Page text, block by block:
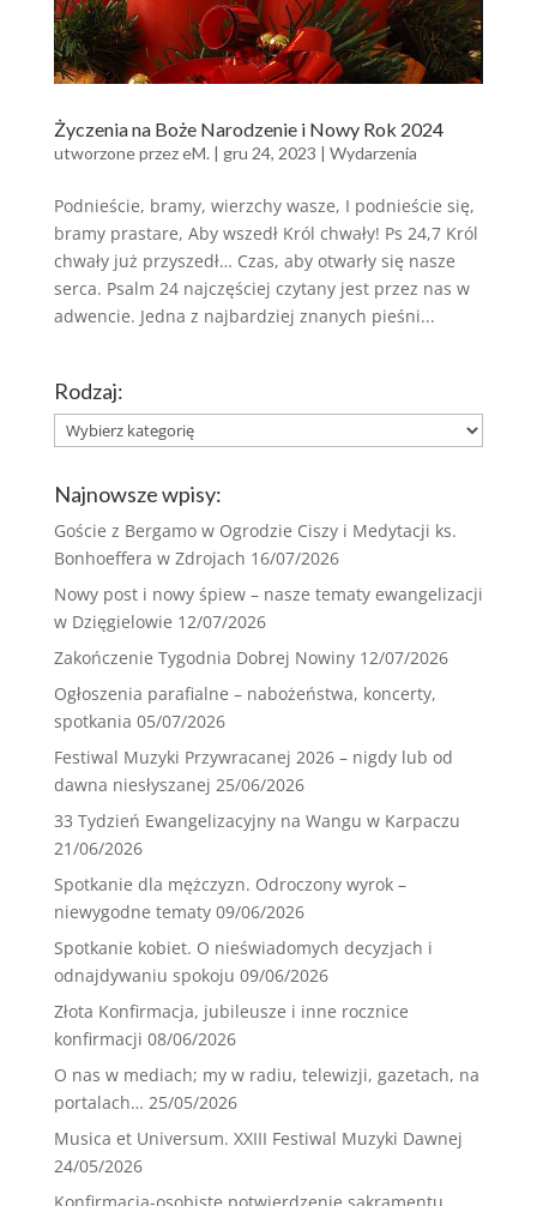
Życzenia na Boże Narodzenie i Nowy Rok 2024
utworzone przezeM. | gru 24, 2023 | Wydarzenia
Podnieście, bramy, wierzchy wasze, I podnieście się,
bramy prastare, Aby wszedł Król chwały! Ps 24,7 Król
chwały już przyszedł… Czas, aby otwarły się nasze
serca. Psalm 24 najczęściej czytany jest przez nas w
adwencie. Jedna z najbardziej znanych pieśni...
Rodzaj:
Rodzaj:
Najnowsze wpisy:
Goście z Bergamo w Ogrodzie Ciszy i Medytacji ks.
Bonhoeffera w Zdrojach 16/07/2026
Nowy post i nowy śpiew – nasze tematy ewangelizacji
w Dzięgielowie 12/07/2026
Zakończenie Tygodnia Dobrej Nowiny 12/07/2026
Ogłoszenia parafialne – nabożeństwa, koncerty,
spotkania 05/07/2026
Festiwal Muzyki Przywracanej 2026 – nigdy lub od
dawna niesłyszanej 25/06/2026
33 Tydzień Ewangelizacyjny na Wangu w Karpaczu
21/06/2026
Spotkanie dla mężczyzn. Odroczony wyrok –
niewygodne tematy 09/06/2026
Spotkanie kobiet. O nieświadomych decyzjach i
odnajdywaniu spokoju 09/06/2026
Złota Konfirmacja, jubileusze i inne rocznice
konfirmacji 08/06/2026
O nas w mediach; my w radiu, telewizji, gazetach, na
portalach… 25/05/2026
Musica et Universum. XXIII Festiwal Muzyki Dawnej
24/05/2026